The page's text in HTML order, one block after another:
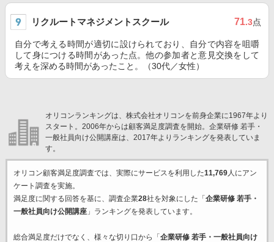
リクルートマネジメントスクール 71.3点
自分で考える時間が適切に設けられており、自分で内容を咀嚼
して身につける時間があった点。他の参加者と意見交換をして
考えを深める時間があったこと。（30代／女性）
オリコンランキングは、株式会社オリコンを前身企業に1967年より
スタート。2006年からは顧客満足度調査を開始。企業研修 若手・
一般社員向け公開講座は、2017年よりランキングを発表していま
す。
オリコン顧客満足度調査では、実際にサービスを利用した11,769人にアン
ケート調査を実施。
満足度に関する回答を基に、調査企業28社を対象にした「 企業研修 若手・
一般社員向け公開講座」ランキングを発表しています。
総合満足度だけでなく、様々な切り口から「 企業研修 若手・一般社員向け